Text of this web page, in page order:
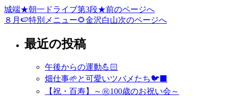
投
稿
城端★朝一ドライブ第3段★前のページへ
８月🍉特別メニュー🌻金沢白山次のページへ
最近の投稿
午後からの運動💪🏻
畑仕事🌱と可愛いツバメたち🐦‍⬛
【祝・百寿】～㊗️100歳のお祝い会～